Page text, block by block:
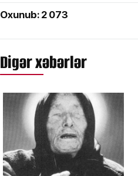
Oxunub: 2 073
Digər xəbərlər